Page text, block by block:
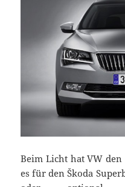
Beim Licht hat VW den
es für den Škoda